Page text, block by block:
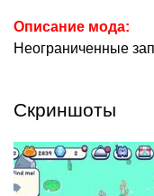
Описание мода:
Неограниченные
Скриншоты